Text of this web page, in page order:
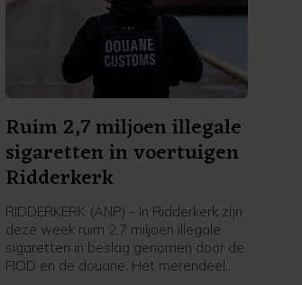
Ruim 2,7 miljoen illegale
sigaretten in voertuigen
Ridderkerk
RIDDERKERK (ANP) - In Ridderkerk zijn
deze week ruim 2,7 miljoen illegale
sigaretten in beslag genomen door de
FIOD en de douane. Het merendeel